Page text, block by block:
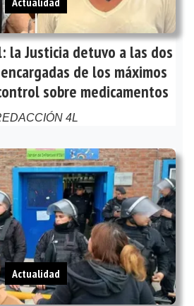
la Justicia detuvo a las dos
de los máximos
sobre medicamentos
4L
Actualidad